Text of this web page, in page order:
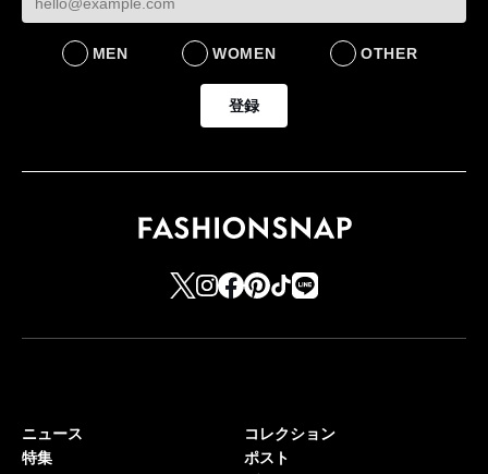
MEN WOMEN OTHER
登録
ニュース
特集
コレクション
ポスト